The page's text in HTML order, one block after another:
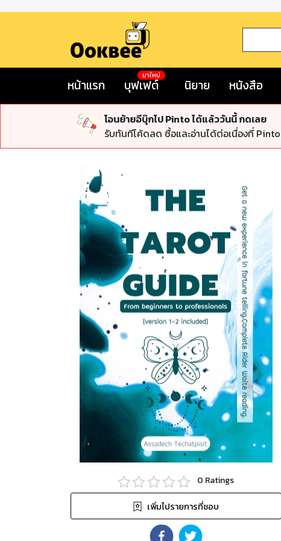
หน้าแรก บุฟเฟต์
มาใหม่
นิยาย หนังสือ
โอนย้ายอีบุ๊กไป Pinto ได้แล้ววันนี้ กดเลย
รับทันทีโค้ดลด ซื้อและอ่านได้ต่อเนื่องที่ Pinto
0 Ratings
เพิ่มไปรายการที่ชอบ